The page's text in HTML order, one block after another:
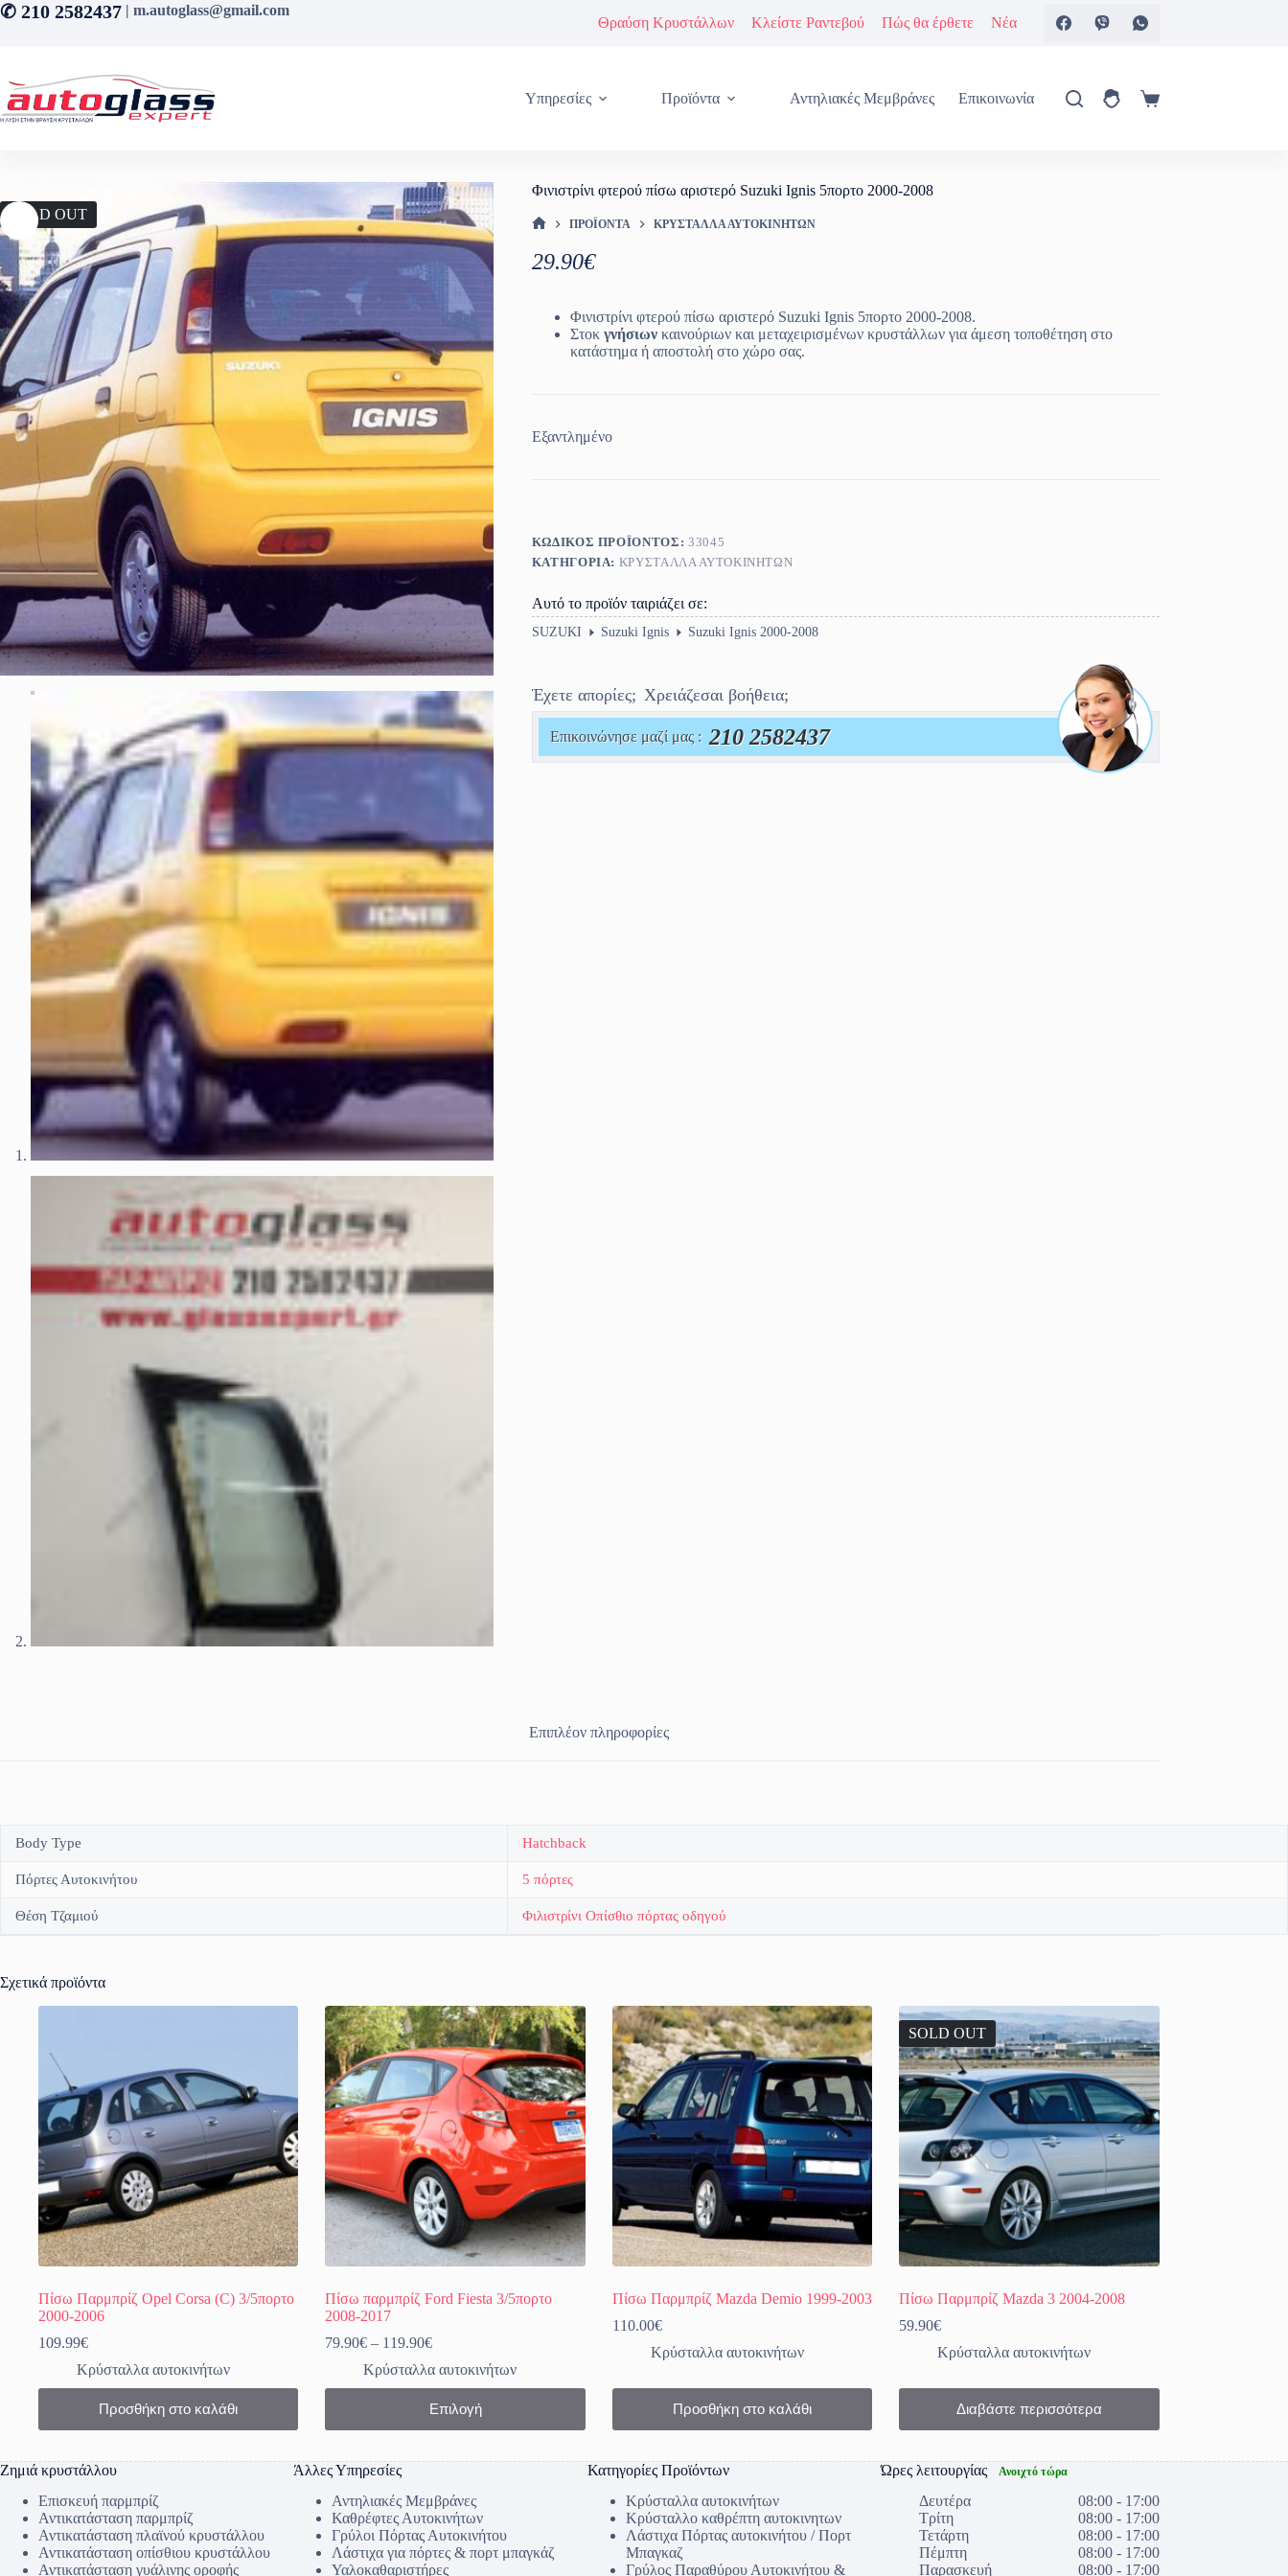
Μετάβαση
στο
✆ 210 2582437 | m.autoglass@gmail.com
Θραύση Κρυστάλλων Κλείστε Ραντεβού Πώς θα έρθετε Νέα
Υπηρεσίες Προϊόντα Αντηλιακές Μεμβράνες Επικοινωνία
Καλάθι
SOLD OUT
Φινιστρίνι φτερού πίσω αριστερό Suzuki Ignis 5πορτο 2000-2008
ΠΡΟΪΌΝΤΑ ΚΡΎΣΤΑΛΛΑ ΑΥΤΟΚΙΝΉΤΩΝ
29.90€
Φινιστρίνι φτερού πίσω αριστερό Suzuki Ignis 5πορτο 2000-2008.
Στοκ γνήσιωνκαινούριων και μεταχειρισμένων κρυστάλλων για άμεση τοποθέτηση στο
κατάστημα ή αποστολή στο χώρο σας.
Εξαντλημένο
ΚΩΔΙΚΌΣ ΠΡΟΪΌΝΤΟΣ: 33045
ΚΑΤΗΓΟΡΊΑ: ΚΡΎΣΤΑΛΛΑ ΑΥΤΟΚΙΝΉΤΩΝ
Αυτό το προϊόν ταιριάζει σε:
SUZUKI Suzuki Ignis Suzuki Ignis 2000-2008
Έχετε απορίες; Χρειάζεσαι βοήθεια;
Επικοινώνησε μαζί μας : 210 2582437
Επιπλέον πληροφορίες
Body Type Hatchback
Πόρτες Αυτοκινήτου 5 πόρτες
Θέση Τζαμιού Φιλιστρίνι Οπίσθιο πόρτας οδηγού
Σχετικά προϊόντα
Πίσω Παρμπρίζ Opel Corsa (C) 3/5πορτο
2000-2006
109.99€
Κρύσταλλα αυτοκινήτων
Προσθήκη στο καλάθι
Πίσω παρμπρίζ Ford Fiesta 3/5πορτο
2008-2017
79.90€ – 119.90€Price
79.90€
through
119.90€
Κρύσταλλα αυτοκινήτων
Επιλογή
Αυτό
προϊόν
πολλαπλές
παραλλαγές.
Οι
επιλογές
μπορούν
να
επιλεγούν
Πίσω Παρμπρίζ Mazda Demio 1999-2003
110.00€
Κρύσταλλα αυτοκινήτων
Προσθήκη στο καλάθι
SOLD OUT
Πίσω Παρμπρίζ Mazda 3 2004-2008
59.90€
Κρύσταλλα αυτοκινήτων
Διαβάστε περισσότερα
Ζημιά κρυστάλλου
Επισκευή παρμπρίζ
Αντικατάσταση παρμπρίζ
Αντικατάσταση πλαϊνού κρυστάλλου
Αντικατάσταση οπίσθιου κρυστάλλου
Αντικατάσταση γυάλινης οροφής
Άλλες Υπηρεσίες
Αντηλιακές Μεμβράνες
Καθρέφτες Αυτοκινήτων
Γρύλοι Πόρτας Αυτοκινήτου
Λάστιχα για πόρτες & πορτ μπαγκάζ
Υαλοκαθαριστήρες
Κατηγορίες Προϊόντων
Κρύσταλλα αυτοκινήτων
Κρύσταλλο καθρέπτη αυτοκινητων
Λάστιχα Πόρτας αυτοκινήτου / Πορτ
Μπαγκαζ
Γρύλος Παραθύρου Αυτοκινήτου &
Ώρες λειτουργίας Ανοιχτό τώρα
Δευτέρα
08:00 - 17:00
Τρίτη
08:00 - 17:00
Τετάρτη
08:00 - 17:00
Πέμπτη
08:00 - 17:00
Παρασκευή
08:00 - 17:00